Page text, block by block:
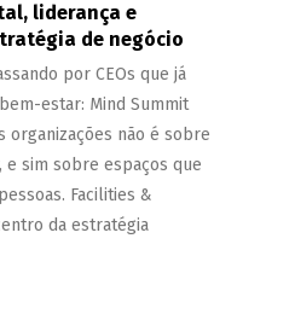
liderança e
de negócio
por CEOs que já
estar: Mind Summit
organizações não é sobre
sim sobre espaços que
Facilities &
da estratégia